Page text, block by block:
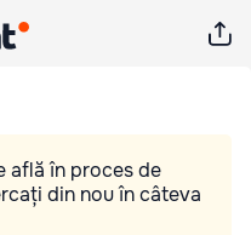
află în proces de
din nou în câteva